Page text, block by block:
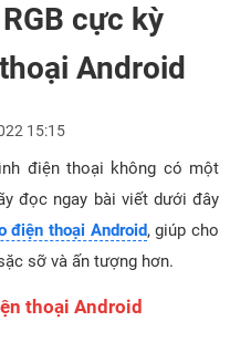
cực kỳ
Android
15:15
điện thoại không có một
đọc ngay bài viết dưới đây
điện thoại Android, giúp cho
sỡ và ấn tượng hơn.
thoại Android